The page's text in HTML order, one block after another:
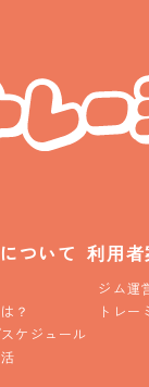
ついて
？
ケジュール
利用者
ジム運
トレー